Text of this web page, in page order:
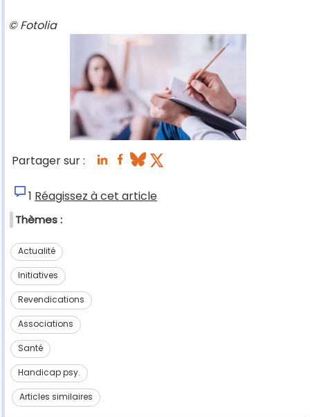
© Fotolia
Partager sur :
1 Réagissez à cet article
Thèmes :
Actualité
Initiatives
Revendications
Associations
Santé
Handicap psy.
Articles similaires